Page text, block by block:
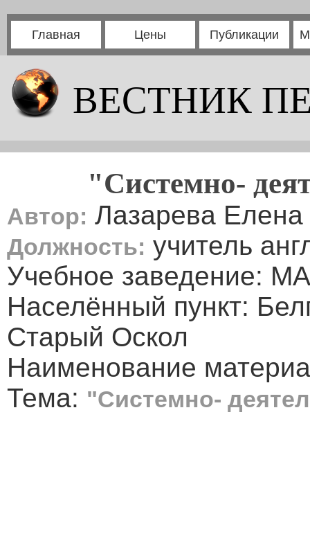
Главная Цены Публикации
ВЕСТНИК
"Системно-
Автор: Лазарева
Должность: учитель
Учебное заведение:
Населённый пункт:
Старый Оскол
Наименование
Тема: "Системно-